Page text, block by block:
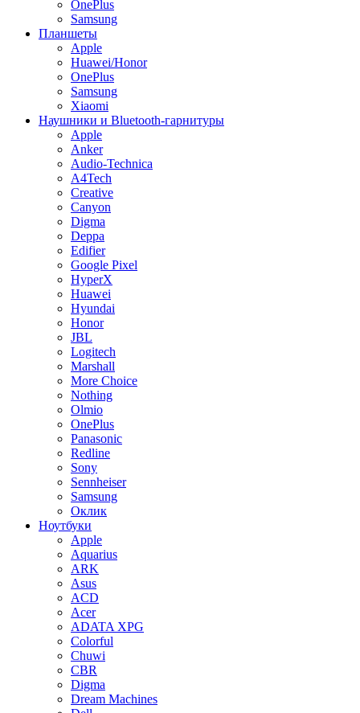
OnePlus
Samsung
Планшеты
Apple
Huawei/Honor
OnePlus
Samsung
Xiaomi
Наушники и Bluetooth-гарнитуры
Apple
Anker
Audio-Technica
A4Tech
Creative
Canyon
Digma
Deppa
Edifier
Google Pixel
HyperX
Huawei
Hyundai
Honor
JBL
Logitech
Marshall
More Choice
Nothing
Olmio
OnePlus
Panasonic
Redline
Sony
Sennheiser
Samsung
Оклик
Ноутбуки
Apple
Aquarius
ARK
Asus
ACD
Acer
ADATA XPG
Colorful
Chuwi
CBR
Digma
Dream Machines